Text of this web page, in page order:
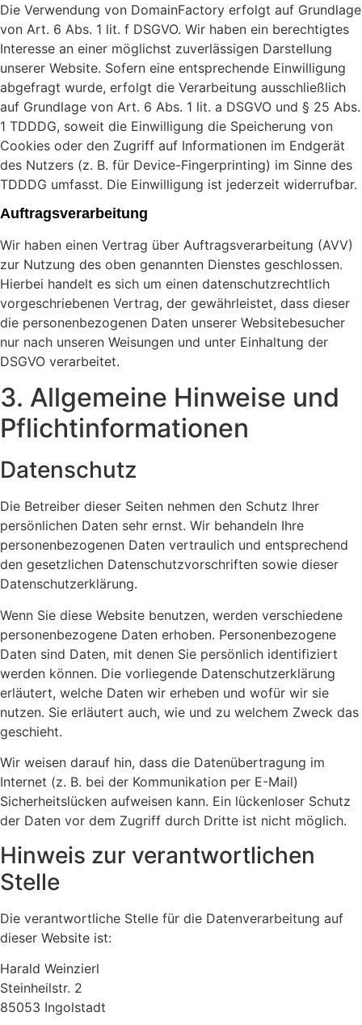
Die Verwendung von DomainFactory erfolgt auf Grundlage
von Art. 6 Abs. 1 lit. f DSGVO. Wir haben ein berechtigtes
Interesse an einer möglichst zuverlässigen Darstellung
unserer Website. Sofern eine entsprechende Einwilligung
abgefragt wurde, erfolgt die Verarbeitung ausschließlich
auf Grundlage von Art. 6 Abs. 1 lit. a DSGVO und § 25 Abs.
1 TDDDG, soweit die Einwilligung die Speicherung von
Cookies oder den Zugriff auf Informationen im Endgerät
des Nutzers (z. B. für Device-Fingerprinting) im Sinne des
TDDDG umfasst. Die Einwilligung ist jederzeit widerrufbar.
Auftragsverarbeitung
Wir haben einen Vertrag über Auftragsverarbeitung (AVV)
zur Nutzung des oben genannten Dienstes geschlossen.
Hierbei handelt es sich um einen datenschutzrechtlich
vorgeschriebenen Vertrag, der gewährleistet, dass dieser
die personenbezogenen Daten unserer Websitebesucher
nur nach unseren Weisungen und unter Einhaltung der
DSGVO verarbeitet.
3. Allgemeine Hinweise und
Pflicht­informationen
Datenschutz
Die Betreiber dieser Seiten nehmen den Schutz Ihrer
persönlichen Daten sehr ernst. Wir behandeln Ihre
personenbezogenen Daten vertraulich und entsprechend
den gesetzlichen Datenschutzvorschriften sowie dieser
Datenschutzerklärung.
Wenn Sie diese Website benutzen, werden verschiedene
personenbezogene Daten erhoben. Personenbezogene
Daten sind Daten, mit denen Sie persönlich identifiziert
werden können. Die vorliegende Datenschutzerklärung
erläutert, welche Daten wir erheben und wofür wir sie
nutzen. Sie erläutert auch, wie und zu welchem Zweck das
geschieht.
Wir weisen darauf hin, dass die Datenübertragung im
Internet (z. B. bei der Kommunikation per E-Mail)
Sicherheitslücken aufweisen kann. Ein lückenloser Schutz
der Daten vor dem Zugriff durch Dritte ist nicht möglich.
Hinweis zur verantwortlichen
Stelle
Die verantwortliche Stelle für die Datenverarbeitung auf
dieser Website ist:
Harald Weinzierl
Steinheilstr. 2
85053 Ingolstadt